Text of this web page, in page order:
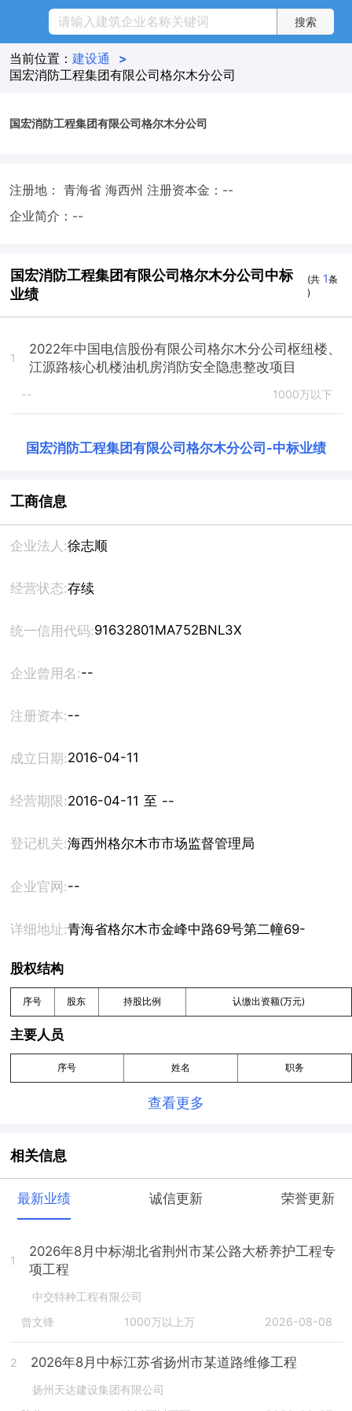
当前位置： 建设通
>
国宏消防工程集团有限公司格尔木分公司
国宏消防工程集团有限公司格尔木分公司
注册地： 青海省 海西州 注册资本金：--
企业简介：--
国宏消防工程集团有限公司格尔木分公司中标
业绩
(共 1条
)
1
2022年中国电信股份有限公司格尔木分公司枢纽楼、
江源路核心机楼油机房消防安全隐患整改项目
-- 1000万以下
国宏消防工程集团有限公司格尔木分公司 -中标业绩
工商信息
企业法人:徐志顺
经营状态:存续
统一信用代码:91632801MA752BNL3X
企业曾用名:--
注册资本:--
成立日期:2016-04-11
经营期限: 2016-04-11 至 --
登记机关:海西州格尔木市市场监督管理局
企业官网:--
详细地址:青海省格尔木市金峰中路69号第二幢69-16号房
股权结构
序号 股东 持股比例 认缴出资额(万元)
主要人员
序号 姓名 职务
查看更多
相关信息
最新业绩 诚信更新 荣誉更新
1
2026年8月中标湖北省荆州市某公路大桥养护工程专
项工程
中交特种工程有限公司
曾文锋
1000万以上万 2026-08-08
2 2026年8月中标江苏省扬州市某道路维修工程
扬州天达建设集团有限公司